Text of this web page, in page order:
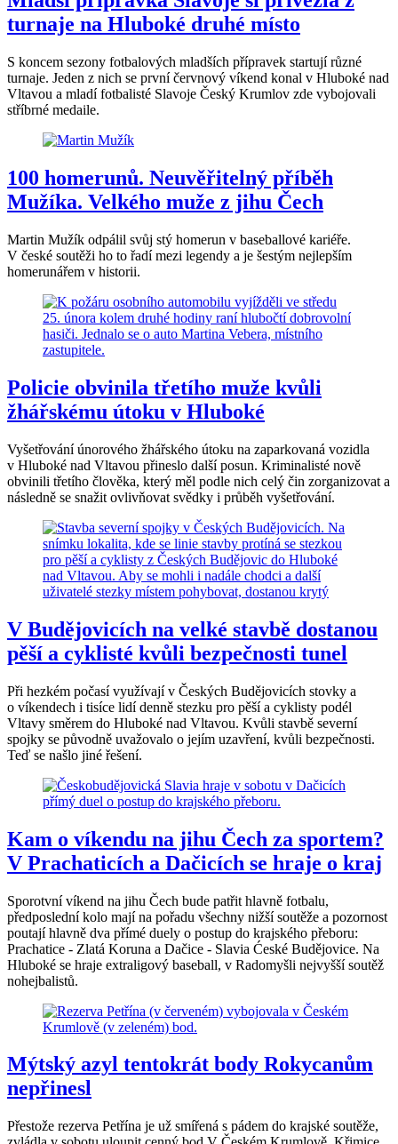
turnaje na Hluboké druhé místo
S koncem sezony fotbalových mladších přípravek startují různé
turnaje. Jeden z nich se první červnový víkend konal v Hluboké nad
Vltavou a mladí fotbalisté Slavoje Český Krumlov zde vybojovali
stříbrné medaile.
100 homerunů. Neuvěřitelný příběh
Mužíka. Velkého muže z jihu Čech
Martin Mužík odpálil svůj stý homerun v baseballové kariéře.
V české soutěži ho to řadí mezi legendy a je šestým nejlepším
homerunářem v historii.
Policie obvinila třetího muže kvůli
žhářskému útoku v Hluboké
Vyšetřování únorového žhářského útoku na zaparkovaná vozidla
v Hluboké nad Vltavou přineslo další posun. Kriminalisté nově
obvinili třetího člověka, který měl podle nich celý čin zorganizovat a
následně se snažit ovlivňovat svědky i průběh vyšetřování.
V Budějovicích na velké stavbě dostanou
pěší a cyklisté kvůli bezpečnosti tunel
Při hezkém počasí využívají v Českých Budějovicích stovky a
o víkendech i tisíce lidí denně stezku pro pěší a cyklisty podél
Vltavy směrem do Hluboké nad Vltavou. Kvůli stavbě severní
spojky se původně uvažovalo o jejím uzavření, kvůli bezpečnosti.
Teď se našlo jiné řešení.
Kam o víkendu na jihu Čech za sportem?
V Prachaticích a Dačicích se hraje o kraj
Sporotvní víkend na jihu Čech bude patřit hlavně fotbalu,
předposlední kolo mají na pořadu všechny nižší soutěže a pozornost
poutají hlavně dva přímé duely o postup do krajského přeboru:
Prachatice - Zlatá Koruna a Dačice - Slavia Ćeské Budějovice. Na
Hluboké se hraje extraligový baseball, v Radomyšli nejvyšší soutěž
nohejbalistů.
Mýtský azyl tentokrát body Rokycanům
nepřinesl
Přestože rezerva Petřína je už smířená s pádem do krajské soutěže,